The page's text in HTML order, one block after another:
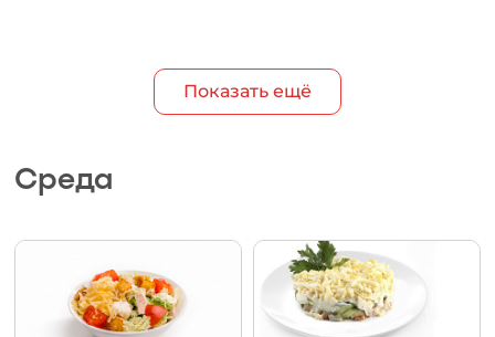
Показать ещё
Среда